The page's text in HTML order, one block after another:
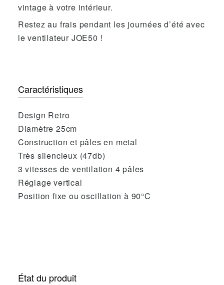
vintage à votre intérieur.
Restez au frais pendant les journées d’été avec
le ventilateur JOE50 !
Caractéristiques
Design Retro
Diamètre 25cm
Construction et pâles en metal
Très silencieux (47db)
3 vitesses de ventilation 4 pâles
Réglage vertical
Position fixe ou oscillation à 90°C
État du produit